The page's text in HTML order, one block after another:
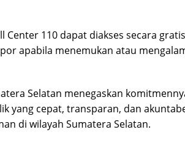
Center 110 dapat diakses secara
apabila menemukan atau
Selatan menegaskan
yang cepat, transparan, dan
di wilayah Sumatera Selatan.